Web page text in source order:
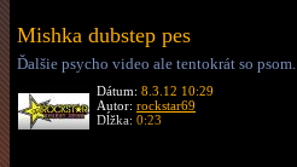
Mishka dubstep pes
Ďalšie psycho video ale tentokrát so psom.
Dátum: 8.3.12 10:29
Autor: rockstar69
Dĺžka: 0:23